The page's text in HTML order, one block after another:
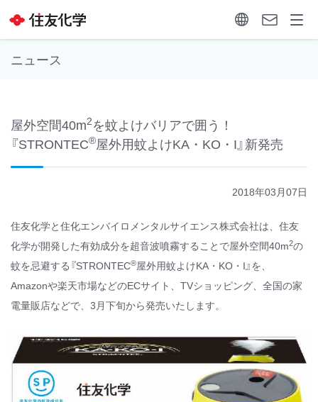
ニュース
屋外空間40m2を蚊よけバリアで囲う！
『STRONTEC®屋外用蚊よけKA・KO・I』新発売
2018年03月07日
住友化学と住化エンバイロメンタルサイエンス株式会社は、住友
化学が開発した有効成分を超音波噴霧することで屋外空間40m2の
蚊を忌避する『STRONTEC®屋外用蚊よけKA・KO・I』を、
Amazonや楽天市場などのECサイト、TVショッピング、全国の家
電量販店などで、3月下旬から発売いたします。